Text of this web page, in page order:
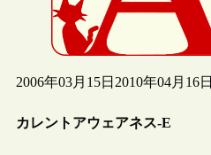
2006年03月15日 2010年04月16日
カレントアウェアネス-E